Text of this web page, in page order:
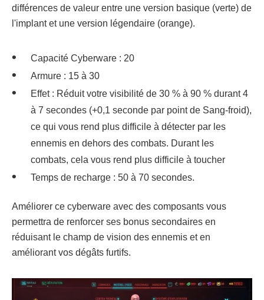
différences de valeur entre une version basique (verte) de
l'implant et une version légendaire (orange).
Capacité Cyberware : 20
Armure : 15 à 30
Effet : Réduit votre visibilité de 30 % à 90 % durant 4
à 7 secondes (+0,1 seconde par point de Sang-froid),
ce qui vous rend plus difficile à détecter par les
ennemis en dehors des combats. Durant les
combats, cela vous rend plus difficile à toucher
Temps de recharge : 50 à 70 secondes.
Améliorer ce cyberware avec des composants vous
permettra de renforcer ses bonus secondaires en
réduisant le champ de vision des ennemis et en
améliorant vos dégâts furtifs.